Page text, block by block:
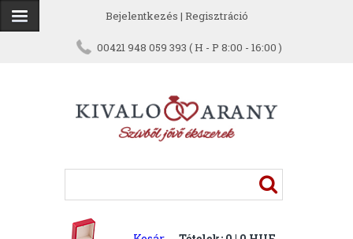
Bejelentkezés | Regisztráció
00421 948 059 393 ( H - P 8:00 - 16:00 )